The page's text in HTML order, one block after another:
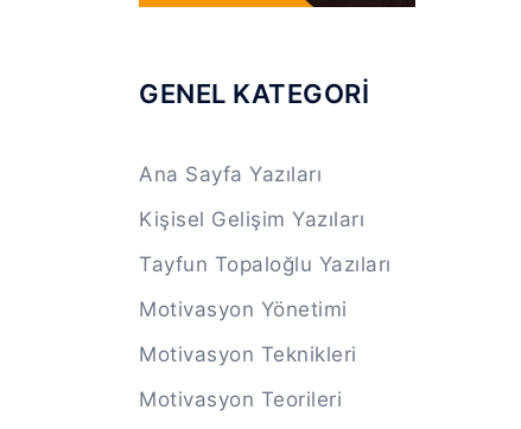
GENEL KATEGORİ
Ana Sayfa Yazıları
Kişisel Gelişim Yazıları
Tayfun Topaloğlu Yazıları
Motivasyon Yönetimi
Motivasyon Teknikleri
Motivasyon Teorileri